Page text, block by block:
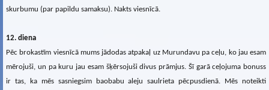
skurbumu (par papildu samaksu). Nakts viesnīcā.
12. diena
Pēc brokastīm viesnīcā mums jādodas atpakaļ uz Murundavu pa ceļu, ko jau esam
mērojuši, un pa kuru jau esam šķērsojuši divus prāmjus. Šī garā ceļojuma bonuss
ir tas, ka mēs sasniegsim baobabu aleju saulrieta pēcpusdienā. Mēs noteikti